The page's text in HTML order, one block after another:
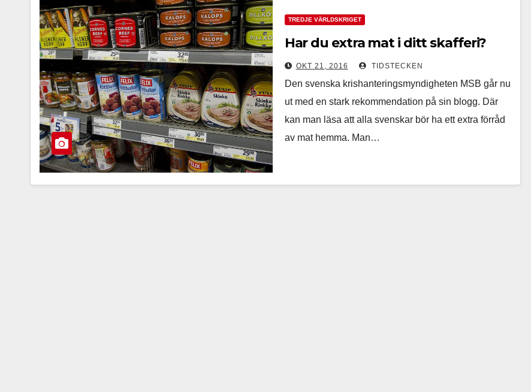
TREDJE VÄRLDSKRIGET
Har du extra mat i ditt skafferi?
OKT 21, 2016 TIDSTECKEN
Den svenska krishanteringsmyndigheten MSB går nu
ut med en stark rekommendation på sin blogg. Där
kan man läsa att alla svenskar bör ha ett extra förråd
av mat hemma. Man…